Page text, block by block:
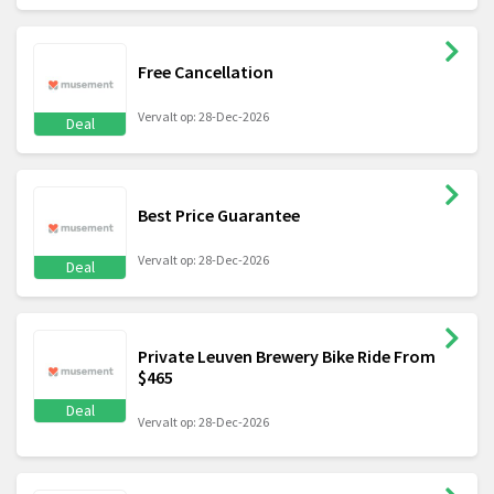
Deal
Free Cancellation
Vervalt op: 28-Dec-2026
Deal
Best Price Guarantee
Vervalt op: 28-Dec-2026
Deal
Private Leuven Brewery Bike Ride From
$465
Vervalt op: 28-Dec-2026